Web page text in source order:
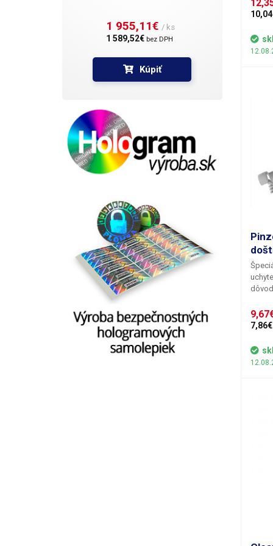
1 955,11€ / ks
1 589,52€ bez DPH
Kúpiť
je
7,86€